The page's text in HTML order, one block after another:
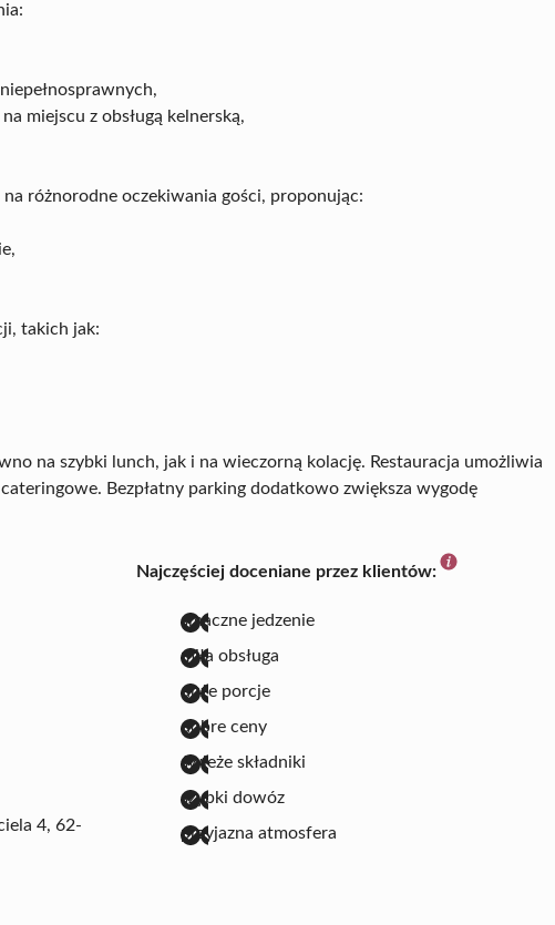
miejscu z obsługą kelnerską,
różnorodne oczekiwania gości, proponując:
takich jak:
na szybki lunch, jak i na wieczorną kolację. Restauracja umożliwia
Bezpłatny parking dodatkowo zwiększa wygodę
4, 62-
Najczęściej doceniane przez klientów:
smaczne jedzenie
miła obsługa
duże porcje
dobre ceny
świeże składniki
szybki dowóz
przyjazna atmosfera